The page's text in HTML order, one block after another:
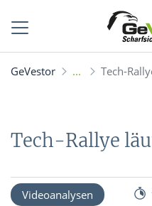
GeVestor Tech-
Tech-Rallye
Videoanalysen